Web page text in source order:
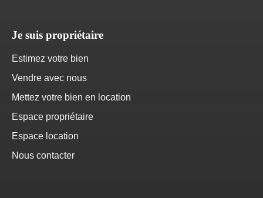
Je suis propriétaire
Estimez votre bien
Vendre avec nous
Mettez votre bien en location
Espace propriétaire
Espace location
Nous contacter